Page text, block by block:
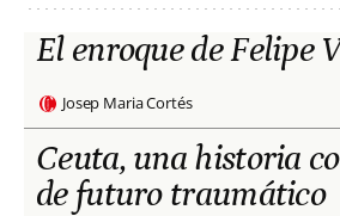
El enroque de Felipe
Josep Maria Cortés
Ceuta, una historia
de futuro traumático